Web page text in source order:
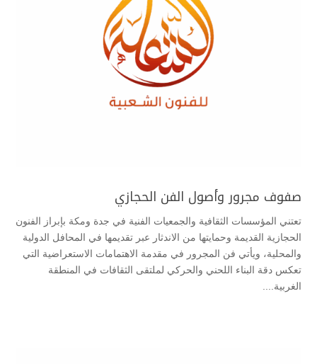
صفوف مجرور وأصول الفن الحجازي
تعتني المؤسسات الثقافية والجمعيات الفنية في جدة ومكة بإبراز الفنون
الحجازية القديمة وحمايتها من الاندثار عبر تقديمها في المحافل الدولية
والمحلية، ويأتي فن المجرور في مقدمة الاهتمامات الاستعراضية التي
تعكس دقة البناء اللحني والحركي لملتقى الثقافات في المنطقة
الغربية....